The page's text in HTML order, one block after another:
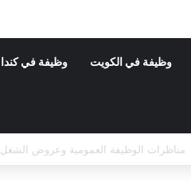
وظيفة في كندا وظيفة في الكويت
المعهد الوطني للتراث: مناظرة خارجية لانتداب 50 عامل صنف 1 – آخر أجل 21 أوت 2026